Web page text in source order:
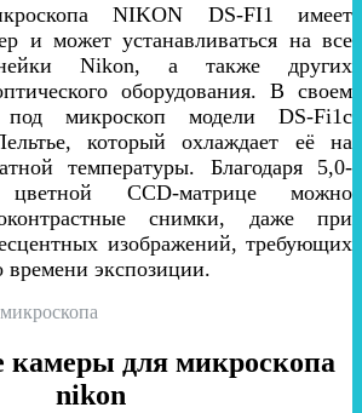
NIKON DS-FI1 имеет
и может устанавливаться на все
Nikon, а также других
оборудования. В своем
под микроскоп модели DS-Fi1c
который охлаждает её на
температуры. Благодаря 5,0-
цветной CCD-матрице можно
снимки, даже при
изображений, требующих
времени экспозиции.
камеры для микроскопа
nikon